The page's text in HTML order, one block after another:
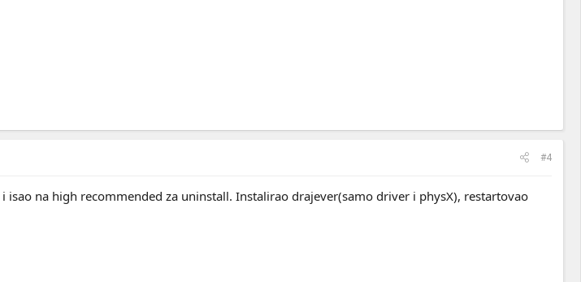
#4
isao na high recommended za uninstall. Instalirao drajever(samo driver i physX), restartovao